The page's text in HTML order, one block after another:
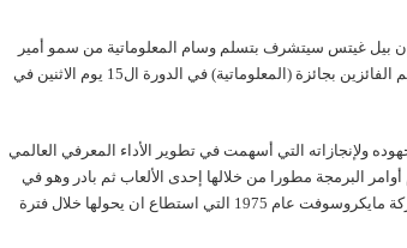
بيل غيتس سيتشرف بتسلم وسام المعلوماتية من سمو أمير
البلاد الشيخ صباح الأحمد الجابر الصباح خلال حفل تكريم الفائزين بجائزة (المعلوماتية) في الدورة ال15 يوم الاثنين في
ولإنجازاته التي أسهمت في تطوير الأداء المعرفي العالمي
من عمره باستخدام أوامر البرمجة مطورا من خلالها إحدى الألعاب ثم بادر وهو في
مطلع ال20 من عمره مع صديقه بول الآن بتأسيس شركة مايكروسوفت عام 1975 التي استطاع ان يحولها خلال فترة